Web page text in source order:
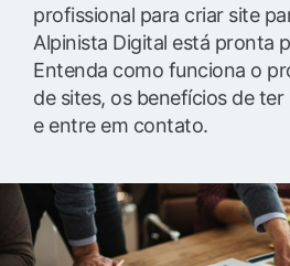
profissional para criar site
Alpinista Digital está pronta
Entenda como funciona o
de sites, os benefícios de
e entre em contato.